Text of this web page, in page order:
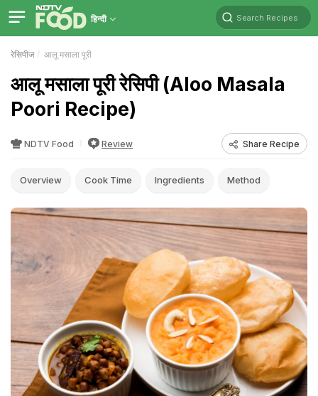
हिन्दी Search Recipes
रेसिपीज आलू मसाला पूरी
आलू मसाला पूरी रेसिपी (Aloo Masala
Poori Recipe)
NDTV Food Review Share Recipe
Overview Cook Time Ingredients Method